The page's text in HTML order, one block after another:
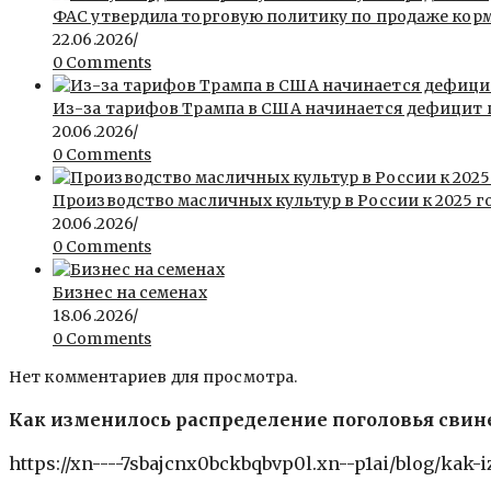
ФАС утвердила торговую политику по продаже
22.06.2026/
0 Comments
Из-за тарифов Трампа в США начинается дефицит
20.06.2026/
0 Comments
Производство масличных культур в России к 2025
20.06.2026/
0 Comments
Бизнес на семенах
18.06.2026/
0 Comments
Нет комментариев для просмотра.
Как изменилось распределение поголовья
https://xn----7sbajcnx0bckbqbvp0l.xn--p1ai/blog/